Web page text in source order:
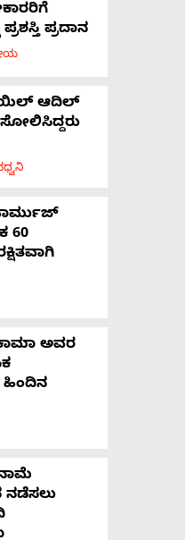
ಪ್ರದಾನ
ಆದಿಲ್
60
ಅವರ
ನಡೆಸಲು